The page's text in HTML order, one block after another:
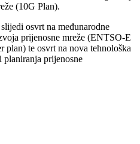
(10G Plan).
osvrt na međunarodne
prijenosne mreže (ENTSO-E
te osvrt na nova tehnološka
planiranja prijenosne